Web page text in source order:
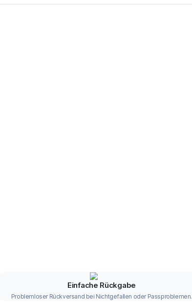
Einfache Rückgabe
Problemloser Rückversand bei Nichtgefallen oder Passproblemen.